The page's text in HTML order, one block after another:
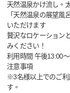
天然温泉かけ流し。
「天然温泉の展望
いただけます
贅沢なロケーション
みください！
利用時間 午後13:00
注意事項
※3名様以上でのご利
す。